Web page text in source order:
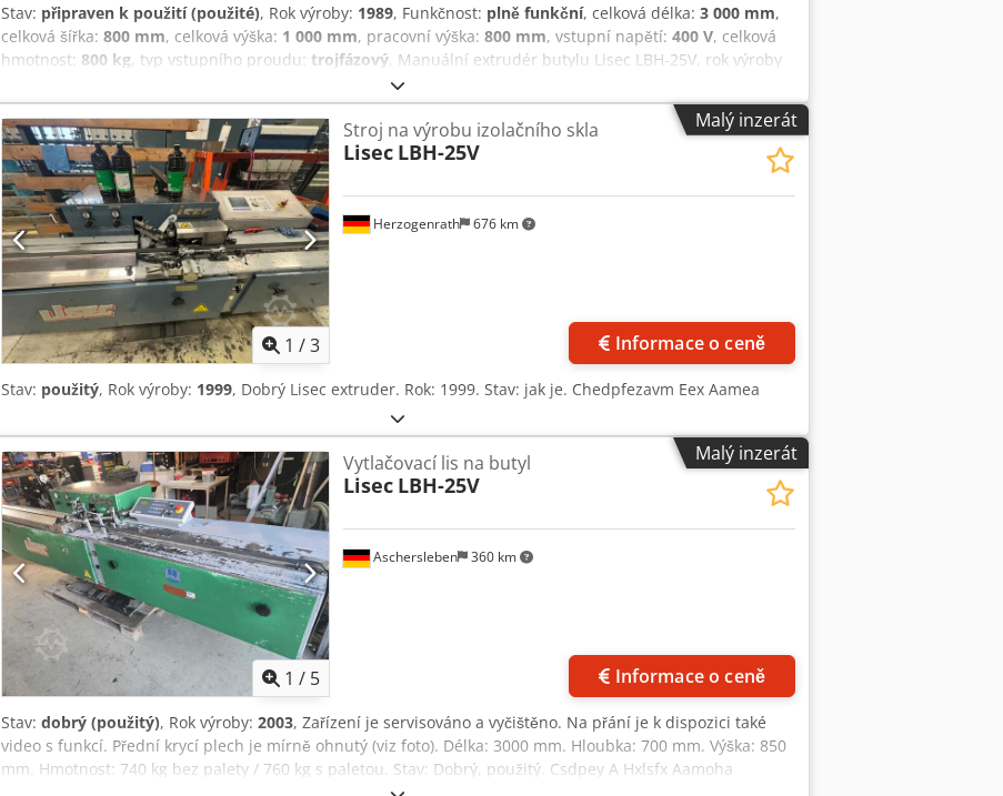
Stav: připraven k použití (použité), Rok výroby: 1989, Funkčnost: plně funkční, celková délka: 3 000 mm,
celková šířka: 800 mm, celková výška: 1 000 mm, pracovní výška: 800 mm, vstupní napětí: 400 V, celková
hmotnost: 800 kg, typ vstupního proudu: trojfázový, Manuální extrudér butylu Lisec LBH-25V, rok výroby
1989, plně funkční, objem zásobníku na butyl: 2 kazety po 7,5 kg, nanášení butylu pro šířky distančních lišt
6–24 mm, Csdjzn Np Ijpfx Aamjha ihned k dispozici ze skladu v Hofkirchen/Rakousko.
Malý inzerát
1 /3
Herzogenrath 676 km
Stroj na výrobu izolačního skla
Lisec LBH-25V
Informace o ceně
Stav: použitý, Rok výroby: 1999, Dobrý Lisec extruder. Rok: 1999. Stav: jak je. Chedpfezavm Eex Aamea
Malý inzerát
1 / 5
Aschersleben 360 km
Vytlačovací lis na butyl
Lisec LBH-25V
Informace o ceně
Stav: dobrý (použitý), Rok výroby: 2003, Zařízení je servisováno a vyčištěno. Na přání je k dispozici také
video s funkcí. Přední krycí plech je mírně ohnutý (viz foto). Délka: 3000 mm. Hloubka: 700 mm. Výška: 850
mm. Hmotnost: 740 kg bez palety / 760 kg s paletou. Stav: Dobrý, použitý. Csdpey A Hxlsfx Aamoha